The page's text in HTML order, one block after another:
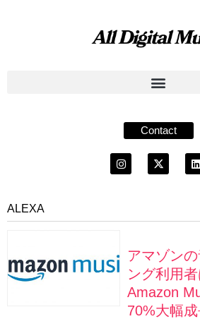
Contact
ALEXA
アマゾン
ング利用者
Amazon
70%大幅